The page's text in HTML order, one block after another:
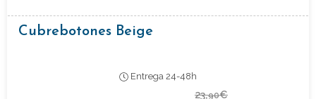
Cubrebotones Beige
Entrega 24-48h
23,90€